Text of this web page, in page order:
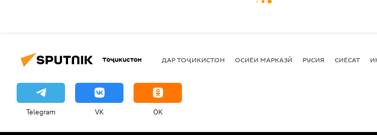
Тоҷикистон ДАР ТОҶИКИСТОН ОСИЁИ МАРКАЗӢ РУСИЯ СИЁСАТ
Telegram VK OK